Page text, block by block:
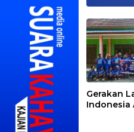
Gerakan
Indonesia